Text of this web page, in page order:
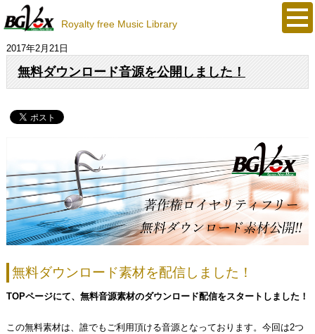
Royalty free Music Library
2017年2月21日
無料ダウンロード音源を公開しました！
無料ダウンロード素材を配信しました！
TOPページにて、無料音源素材のダウンロード配信をスタートしました！
この無料素材は、誰でもご利用頂ける音源となっております。今回は2つ